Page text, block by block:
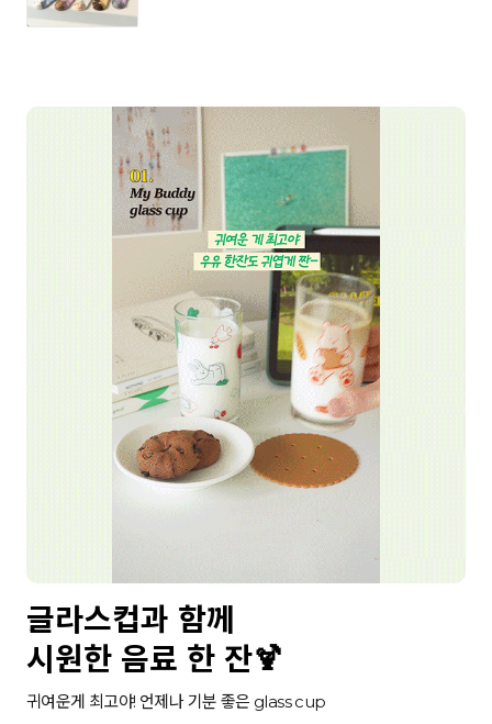
글라스컵과 함께
시원한 음료 한 잔🍹
귀여운게 최고야! 언제나 기분 좋은 glass cup